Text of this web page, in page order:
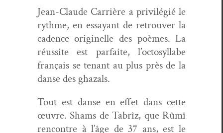
Jean-Claude Car­rière a priv­ilégié le
rythme, en essayant de retrou­ver la
cadence orig­inelle des poèmes. La
réus­site est par­faite, l’oc­to­syl­labe
français se ten­ant au plus près de la
danse des ghazals.
Tout est danse en effet dans cette
œuvre. Shams de Tabrîz, que Rûmî
ren­con­tre à l’âge de 37 ans, est le